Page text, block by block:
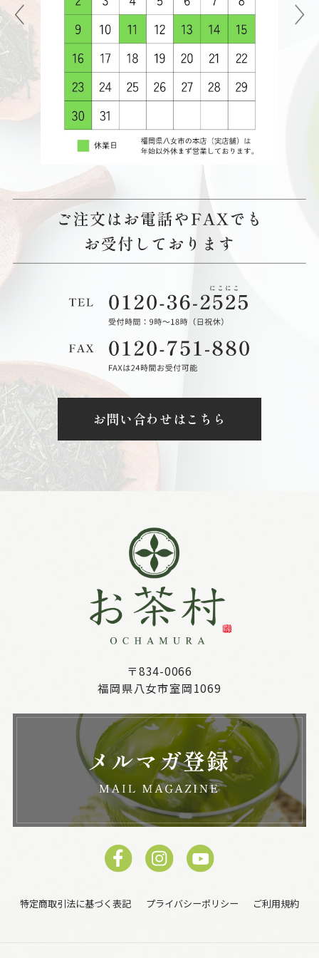
お問い合わせはこちら
〒834-0066
福岡県八女市室岡1069
特定商取引法に基づく表記 プライバシーポリシー ご利用規約